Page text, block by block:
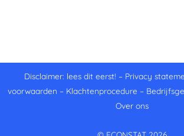
Disclaimer: lees dit eerst! – Privacy
voorwaarden – Klachtenprocedure –
Over ons